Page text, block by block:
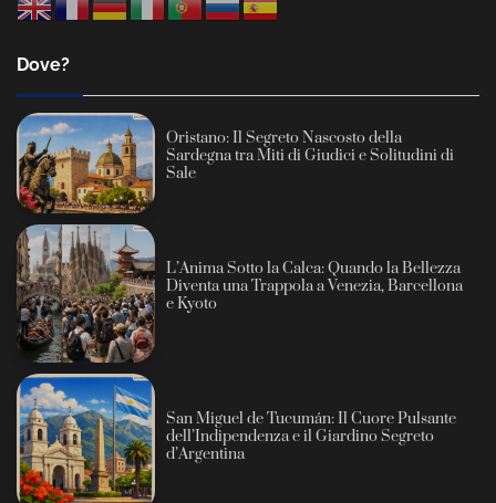
Dove?
Oristano: Il Segreto Nascosto della
Sardegna tra Miti di Giudici e Solitudini di
Sale
L’Anima Sotto la Calca: Quando la Bellezza
Diventa una Trappola a Venezia, Barcellona
e Kyoto
San Miguel de Tucumán: Il Cuore Pulsante
dell’Indipendenza e il Giardino Segreto
d’Argentina